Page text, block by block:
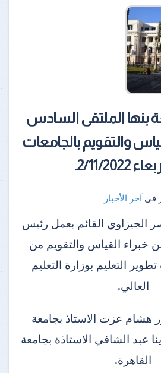
الملتقى السادس
والتقويم بالجامعات
2022.
فى آخر الأخبار
الجيزاوي القائم بعمل رئيس
خبراء القياس والتقويم من
التعليم بوزارة التعليم
العالي.
هشام عزت الاستاذ بجامعة
عبد الشافي الاستاذة بجامعة
القاهرة.